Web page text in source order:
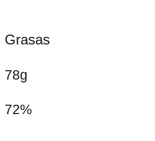
Grasas
78g
72%